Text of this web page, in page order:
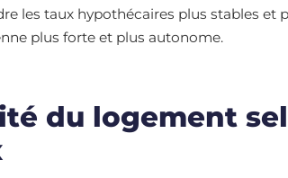
les taux hypothécaires plus stables et
plus forte et plus autonome.
du logement